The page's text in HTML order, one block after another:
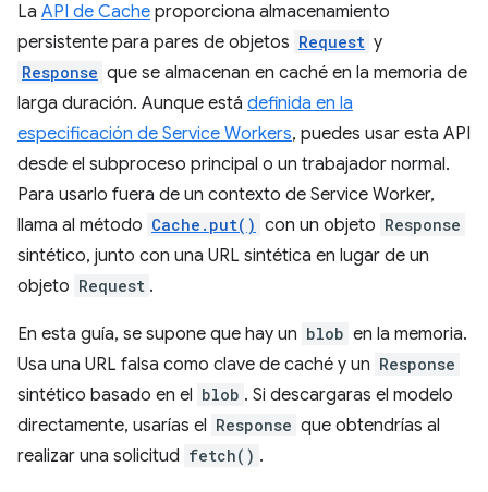
La API de Cache proporciona almacenamiento
persistente para pares de objetos Request y
Response que se almacenan en caché en la memoria de
larga duración. Aunque está definida en la
especificación de Service Workers, puedes usar esta API
desde el subproceso principal o un trabajador normal.
Para usarlo fuera de un contexto de Service Worker,
llama al método Cache.put() con un objeto Response
sintético, junto con una URL sintética en lugar de un
objeto Request .
En esta guía, se supone que hay un blob en la memoria.
Usa una URL falsa como clave de caché y un Response
sintético basado en el blob . Si descargaras el modelo
directamente, usarías el Response que obtendrías al
realizar una solicitud fetch() .